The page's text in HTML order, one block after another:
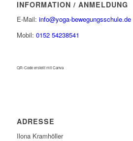
INFORMATION / ANMELDUNG
E-Mail: info@yoga-bewegungsschule.de
Mobil: 0152 54238541
QR-Code erstellt mit Canva
ADRESSE
Ilona Kramhöller